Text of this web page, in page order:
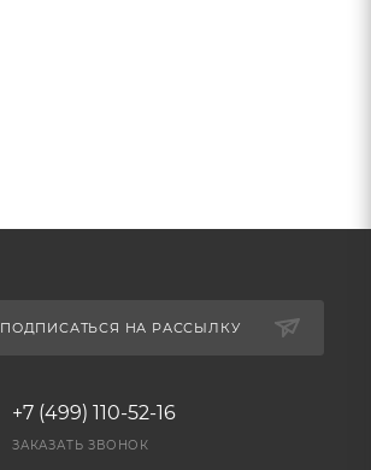
ПОДПИСАТЬСЯ НА РАССЫЛКУ
+7 (499) 110-52-16
ЗАКАЗАТЬ ЗВОНОК